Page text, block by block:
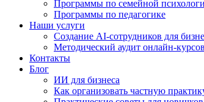
Программы по семейной
Программы по педагогике
Наши услуги
Создание AI-сотрудников для
Методический аудит онлайн-курсов
Контакты
Блог
ИИ для бизнеса
Как организовать частную